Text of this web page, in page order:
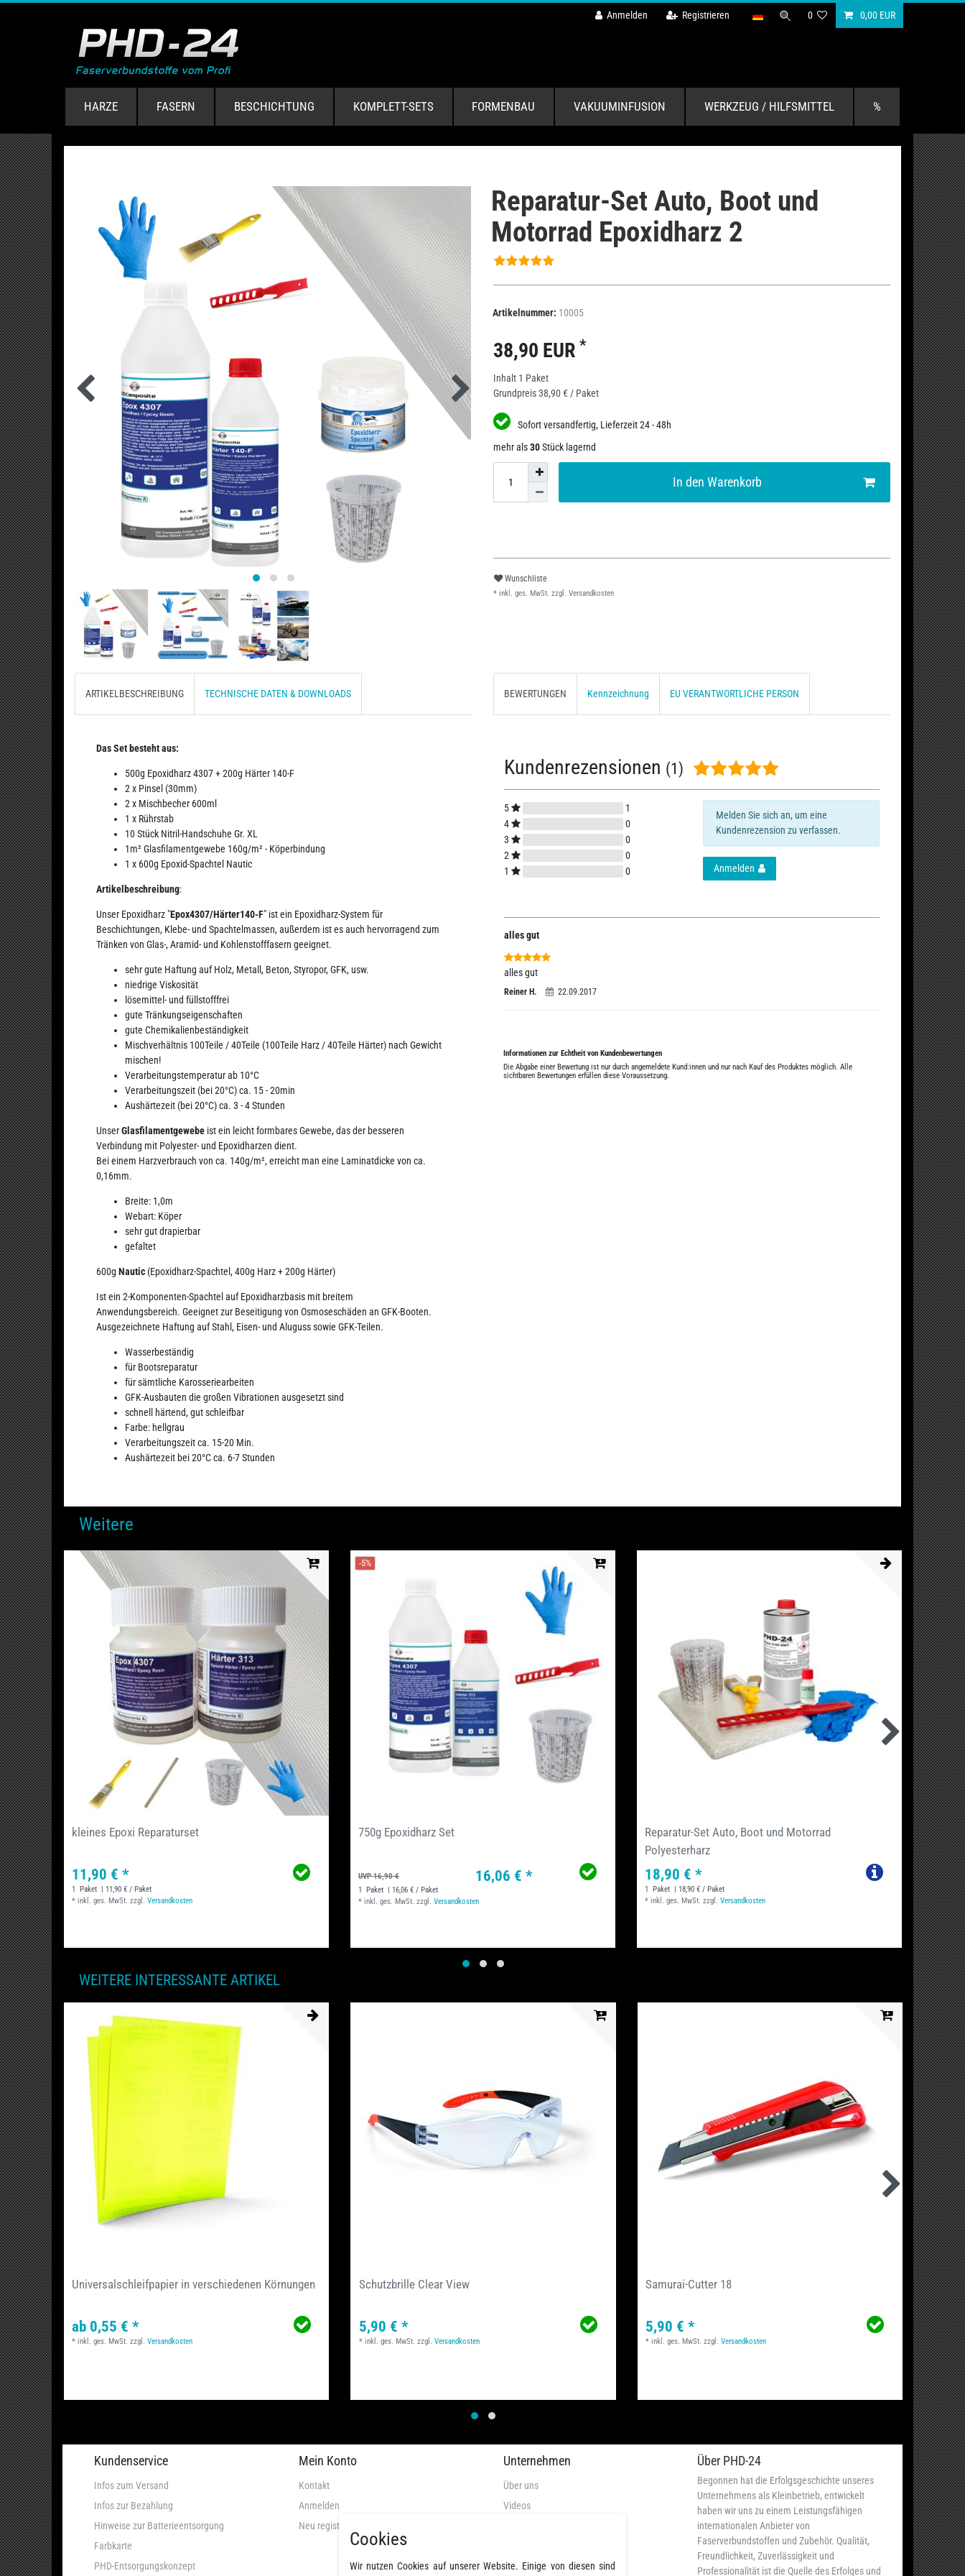
Anmelden Registrieren 0 0,00 EUR
HARZE FASERN BESCHICHTUNG KOMPLETT-SETS FORMENBAU VAKUUMINFUSION WERKZEUG / HILFSMITTEL %
Reparatur-Set Auto, Boot und
Motorrad Epoxidharz 2
Artikelnummer: 10005
38,90 EUR *
Inhalt 1 Paket
Grundpreis38,90 € / Paket
Sofort versandfertig, Lieferzeit 24 - 48h
mehr als30Stück lagernd
In den Warenkorb
Wunschliste
* inkl. ges. MwSt. zzgl. Versandkosten
ARTIKELBESCHREIBUNG TECHNISCHE DATEN & DOWNLOADS
Das Set besteht aus:
500g Epoxidharz 4307 + 200g Härter 140-F
2 x Pinsel (30mm)
2 x Mischbecher 600ml
1 x Rührstab
10 Stück Nitril-Handschuhe Gr. XL
1m² Glasfilamentgewebe 160g/m² - Köperbindung
1 x 600g Epoxid-Spachtel Nautic
Artikelbeschreibung:
Unser Epoxidharz "Epox4307/Härter140-F" ist ein Epoxidharz-System für
Beschichtungen, Klebe- und Spachtelmassen, außerdem ist es auch hervorragend zum
Tränken von Glas-, Aramid- und Kohlenstofffasern geeignet.
sehr gute Haftung auf Holz, Metall, Beton, Styropor, GFK, usw.
niedrige Viskosität
lösemittel- und füllstofffrei
gute Tränkungseigenschaften
gute Chemikalienbeständigkeit
Mischverhältnis 100Teile / 40Teile (100Teile Harz / 40Teile Härter) nach Gewicht
mischen!
Verarbeitungstemperatur ab 10°C
Verarbeitungszeit (bei 20°C) ca. 15 - 20min
Aushärtezeit (bei 20°C) ca. 3 - 4 Stunden
UnserGlasfilamentgewebe ist ein leicht formbares Gewebe, das der besseren
Verbindung mit Polyester- und Epoxidharzen dient.
Bei einem Harzverbrauch von ca. 140g/m², erreicht man eine Laminatdicke von ca.
0,16mm.
Breite: 1,0m
Webart: Köper
sehr gut drapierbar
gefaltet
600g Nautic (Epoxidharz-Spachtel, 400g Harz + 200g Härter)
Ist ein 2-Komponenten-Spachtel auf Epoxidharzbasis mit breitem
Anwendungsbereich. Geeignet zur Beseitigung von Osmoseschäden an GFK-Booten.
Ausgezeichnete Haftung auf Stahl, Eisen- und Aluguss sowie GFK-Teilen.
Wasserbeständig
für Bootsreparatur
für sämtliche Karosseriearbeiten
GFK-Ausbauten die großen Vibrationen ausgesetzt sind
schnell härtend, gut schleifbar
Farbe: hellgrau
Verarbeitungszeit ca. 15-20 Min.
Aushärtezeit bei 20°C ca. 6-7 Stunden
BEWERTUNGEN Kennzeichnung EU VERANTWORTLICHE PERSON
Kundenrezensionen (1)
5
1
4
0
3
0
2
0
1
0
Melden Sie sich an, um eine
Kundenrezension zu verfassen.
Anmelden
alles gut
alles gut
Reiner H. 22.09.2017
Informationen zur Echtheit von Kundenbewertungen
Die Abgabe einer Bewertung ist nur durch angemeldete Kund:innen und nur nach Kauf des Produktes möglich. Alle
sichtbaren Bewertungen erfüllen diese Voraussetzung.
Weitere
kleines Epoxi Reparaturset
11,90 € *
1 Paket
| 11,90 € / Paket
*inkl. ges. MwSt. zzgl.Versandkosten
-5%
750g Epoxidharz Set
UVP 16,90 € 16,06 € *
1 Paket
| 16,06 € / Paket
*inkl. ges. MwSt. zzgl.Versandkosten
Reparatur-Set Auto, Boot und Motorrad
Polyesterharz
18,90 € *
1 Paket
| 18,90 € / Paket
*inkl. ges. MwSt. zzgl.Versandkosten
750g
-
1 Paket |
*inkl.
WEITERE INTERESSANTE ARTIKEL
Universalschleifpapier in verschiedenen Körnungen
ab 0,55 € *
*inkl. ges. MwSt. zzgl.Versandkosten
Schutzbrille Clear View
5,90 € *
* inkl. ges. MwSt. zzgl. Versandkosten
Samurai-Cutter 18
5,90 € *
* inkl. ges. MwSt. zzgl. Versandkosten
6,59
*inkl.
Kundenservice
Infos zum Versand
Infos zur Bezahlung
Hinweise zur Batterieentsorgung
Farbkarte
PHD-Entsorgungskonzept
Mein Konto
Kontakt
Anmelden
Neu registrieren
Unternehmen
Über uns
Videos
Widerrufsrecht
Über PHD-24
Begonnen hat die Erfolgsgeschichte unseres
Unternehmens als Kleinbetrieb, entwickelt
haben wir uns zu einem Leistungsfähigen
internationalen Anbieter von
Faserverbundstoffen und Zubehör. Qualität,
Freundlichkeit, Zuverlässigkeit und
Professionalität ist die Quelle des Erfolges und
Cookies
Wir nutzen Cookies auf unserer Website. Einige von diesen sind